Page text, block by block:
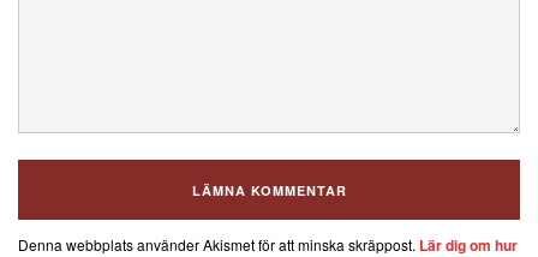
Denna webbplats använder Akismet för att minska skräppost. Lär dig om hur